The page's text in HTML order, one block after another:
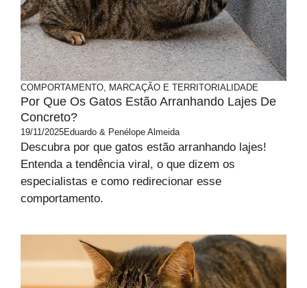
COMPORTAMENTO, MARCAÇÃO E TERRITORIALIDADE
Por Que Os Gatos Estão Arranhando Lajes De
Concreto?
19/11/2025Eduardo & Penélope Almeida
Descubra por que gatos estão arranhando lajes!
Entenda a tendência viral, o que dizem os
especialistas e como redirecionar esse
comportamento.